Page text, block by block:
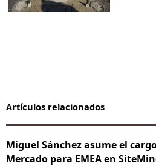
Artículos relacionados
Miguel Sánchez asume el
Mercado para EMEA en